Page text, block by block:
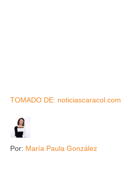
TOMADO DE: noticiascaracol.com
Por: María Paula González